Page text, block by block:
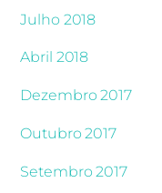
Julho 2018
Abril 2018
Dezembro 2017
Outubro 2017
Setembro 2017